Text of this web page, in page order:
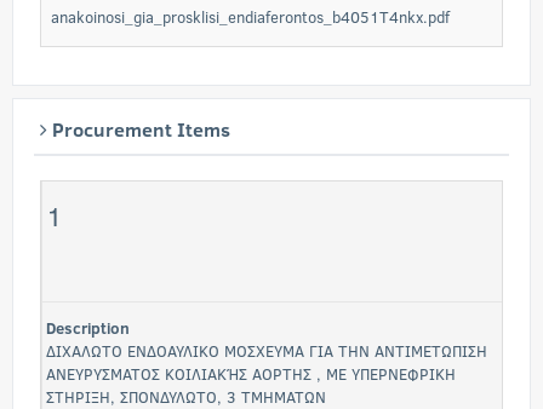
anakoinosi_gia_prosklisi_endiaferontos_b4051T4nkx.pdf
Procurement Items
1
Description
ΔΙΧΑΛΩΤΟ ΕΝΔΟΑΥΛΙΚΟ ΜΟΣΧΕΥΜΑ ΓΙΑ ΤΗΝ ΑΝΤΙΜΕΤΩΠΙΣΗ
ΑΝΕΥΡΥΣΜΑΤΟΣ ΚΟΙΛΙΑΚΉΣ ΑΟΡΤΗΣ , ΜΕ ΥΠΕΡΝΕΦΡΙΚΗ
ΣΤΗΡΙΞΗ, ΣΠΟΝΔΥΛΩΤΟ, 3 ΤΜΗΜΑΤΩΝ